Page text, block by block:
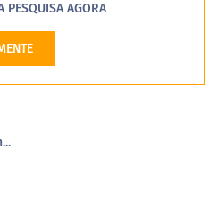
PESQUISA AGORA